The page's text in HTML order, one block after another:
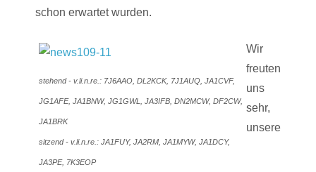
schon erwartet wurden.
stehend - v.li.n.re.: 7J6AAO, DL2KCK, 7J1AUQ, JA1CVF,
JG1AFE, JA1BNW, JG1GWL, JA3IFB, DN2MCW, DF2CW,
JA1BRK
sitzend - v.li.n.re.: JA1FUY, JA2RM, JA1MYW, JA1DCY,
JA3PE, 7K3EOP
Wir
freuten
uns
sehr,
unsere